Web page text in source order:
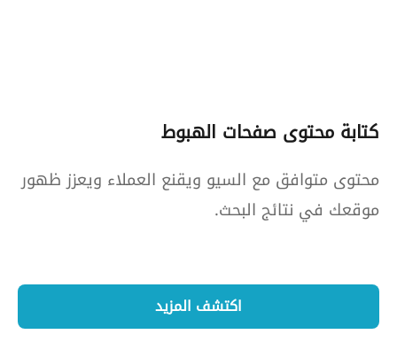
كتابة محتوى صفحات الهبوط
محتوى متوافق مع السيو ويقنع العملاء ويعزز ظهور
موقعك في نتائج البحث.
اكتشف المزيد